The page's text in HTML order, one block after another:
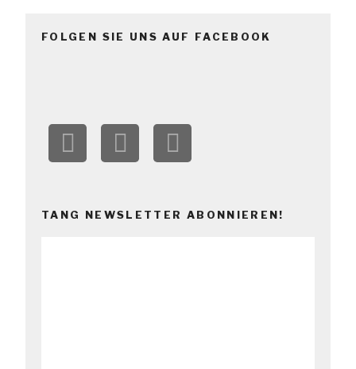
FOLGEN SIE UNS AUF FACEBOOK
TANG NEWSLETTER ABONNIEREN!